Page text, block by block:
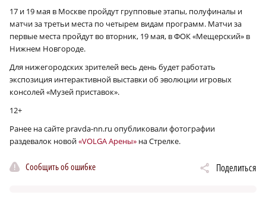
17 и 19 мая в Москве пройдут групповые этапы, полуфиналы и
матчи за третьи места по четырем видам программ. Матчи за
первые места пройдут во вторник, 19 мая, в ФОК «Мещерский» в
Нижнем Новгороде.
Для нижегородских зрителей весь день будет работать
экспозиция интерактивной выставки об эволюции игровых
консолей «Музей приставок».
12+
Ранее на сайте pravda-nn.ru опубликовали фотографии
раздевалок новой«VOLGA Арены» на Стрелке.
Сообщить об ошибке Поделиться